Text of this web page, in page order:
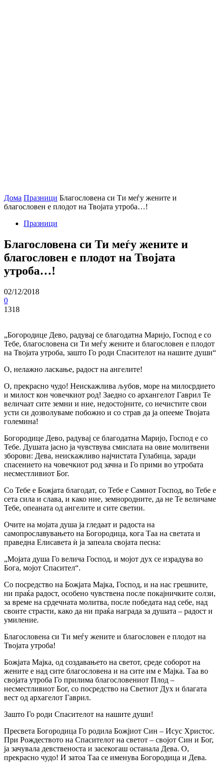
Дома Празници Благословена си Ти меѓу жените и
благословен е плодот на Твојата утроба…!
Празници
Благословена си Ти меѓу жените и
благословен е плодот на Твојата
утроба…!
02/12/2018
0
1318
„Богородице Дево, радувај се благодатна Маријо, Господ е со
Тебе, благословена си Ти меѓу жените и благословен е плодот
на Твојата утроба, зашто Го роди Спасителот на нашите души“
О, нелажно ласкање, радост на ангелите!
О, прекрасно чудо! Неискажлива љубов, море на милосрдието
и милост кон човечкиот род! Заедно со архангелот Гаврил Те
величаат сите земни и ние, недостојните, со нечистите свои
усти си дозволуваме побожно и со страв да ја опееме Твојата
големина!
Богородице Дево, радувај се благодатна Маријо, Господ е со
Тебе. Душата јасно ја чувствува смислата на овие молитвени
зборови: Дева, неискажливо најчистата Гулабица, заради
спасението на човечкиот род зачна и Го прими во утробата
несместливиот Бог.
Со Тебе е Божјата благодат, со Тебе е Самиот Господ, во Тебе е
сета сила и слава, и како ние, земнородните, да не Те величаме
Тебе, опеаната од ангелите и сите светии.
Очите на мојата душа ја гледаат и радоста на
самопрославувањето на Богородица, кога Таа на светата и
праведна Елисавета ѝ ја запеала својата песна:
„Мојата душа Го велича Господ, и мојот дух се израдува во
Бога, мојот Спасител“.
Со посредство на Божјата Мајка, Господ, и на нас грешните,
ни праќа радост, особено чувствена после покајничките солзи,
за време на срдечната молитва, после победата над себе, над
своите страсти, како да ни праќа награда за душата – радост и
умиление.
Благословена си Ти меѓу жените и благословен е плодот на
Твојата утроба!
Божјата Мајка, од создавањето на светот, среде соборот на
жените е над сите благословена и на сите им е Мајка. Таа во
својата утроба Го прилима благословениот Плод –
несместливиот Бог, со посредство на Светиот Дух и благата
вест од архагелот Гаврил.
Зашто Го роди Спасителот на нашите души!
Пресвета Богородица Го родила Божјиот Син – Исус Христос.
При Рождеството на Спасителот на светот – својот Син и Бог,
ја зачувала девственоста и засекогаш останала Дева. О,
прекрасно чудо! И затоа Таа се именува Богородица и Дева.